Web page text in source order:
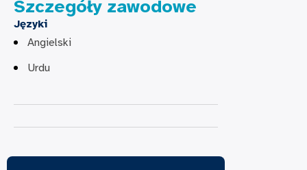
Szczegóły zawodowe
Języki
Angielski
Urdu